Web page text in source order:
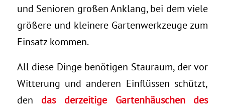
und Senioren großen Anklang, bei dem viele
größere und kleinere Gartenwerkzeuge zum
Einsatz kommen.
All diese Dinge benötigen Stauraum, der vor
Witterung und anderen Einflüssen schützt,
den das derzeitige Gartenhäuschen des